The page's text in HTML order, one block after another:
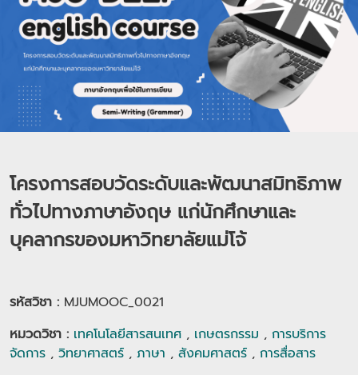
โครงการสอบวัดระดับและพัฒนาสมิทธิภาพ
ทั่วไปทางภาษาอังฤษ แก่นักศึกษาและ
บุคลากรของมหาวิทยาลัยแม่โจ้
รหัสวิชา : MJUMOOC_0021
หมวดวิชา : เทคโนโลยีสารสนเทศ , เกษตรกรรม , การบริการ
จัดการ , วิทยาศาสตร์ , ภาษา , สังคมศาสตร์ , การสื่อสาร